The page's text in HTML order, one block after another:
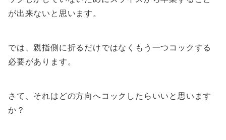
が出来ないと思います。
では、親指側に折るだけではなくもう一つコックする
必要があります。
さて、それはどの方向へコックしたらいいと思います
か？